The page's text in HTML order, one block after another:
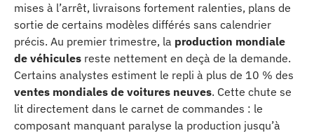
mises à l’arrêt, livraisons fortement ralenties, plans de
sortie de certains modèles différés sans calendrier
précis. Au premier trimestre, la production mondiale
de véhicules reste nettement en deçà de la demande.
Certains analystes estiment le repli à plus de 10 % des
ventes mondiales de voitures neuves. Cette chute se
lit directement dans le carnet de commandes : le
composant manquant paralyse la production jusqu’à